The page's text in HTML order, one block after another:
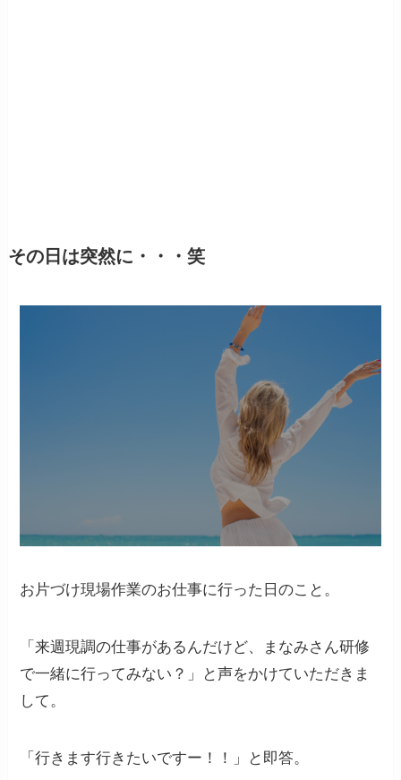
その日は突然に・・・笑
お片づけ現場作業のお仕事に行った日のこと。
「来週現調の仕事があるんだけど、まなみさん研修
で一緒に行ってみない？」と声をかけていただきま
して。
「行きます行きたいですー！！」と即答。